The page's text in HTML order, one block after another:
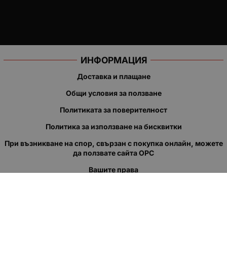
ИНФОРМАЦИЯ
Доставка и плащане
Общи условия за ползване
Политиката за поверителност
Политика за използване на бисквитки
При възникване на спор, свързан с покупка онлайн, можете
да ползвате сайта ОРС
Вашите права